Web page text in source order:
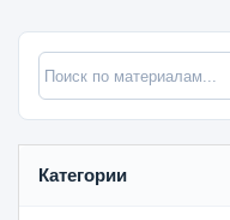
Категории